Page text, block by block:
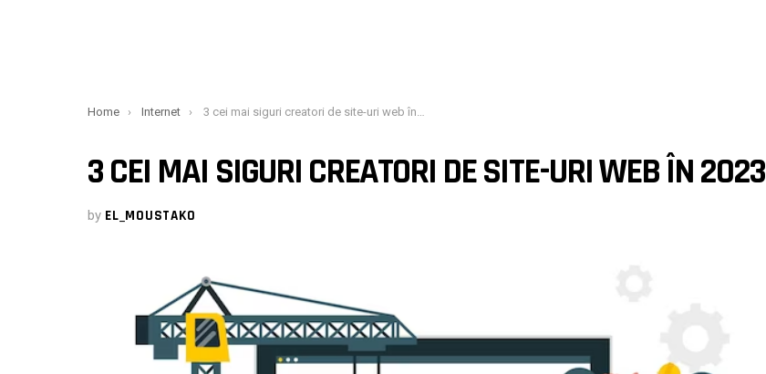
You are here:
Home Internet 3 cei mai siguri creatori de site-uri web în 2023
3 CEI MAI SIGURI CREATORI DE SITE-URI WEB ÎN 2023
by EL_MOUSTAKO